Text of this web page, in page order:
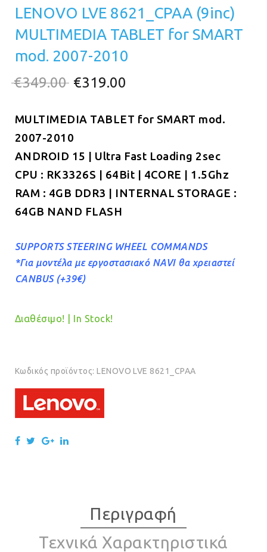
LENOVO LVE 8621_CPAA (9inc)
MULTIMEDIA TABLET for SMART
mod. 2007-2010
€349.00 Original
was:
€319.00
τιμή
€319.00.
MULTIMEDIA TABLET for SMART mod.
2007-2010
ANDROID 15 | Ultra Fast Loading 2sec
CPU : RK3326S | 64Bit | 4CORE | 1.5Ghz
RAM : 4GB DDR3 | INTERNAL STORAGE :
64GB NAND FLASH
SUPPORTS STEERING WHEEL COMMANDS
*Για μοντέλα με εργοστασιακό NAVI θα χρειαστεί
CANBUS (+39€)
Διαθέσιμο! | In Stock!
Κωδικός προϊόντος:LENOVO LVE 8621_CPAA
Περιγραφή
Τεχνικά Χαρακτηριστικά